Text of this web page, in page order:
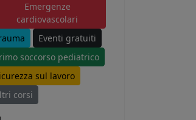
Emergenze
cardiovascolari
Eventi gratuiti
soccorso pediatrico
sul lavoro
corsi